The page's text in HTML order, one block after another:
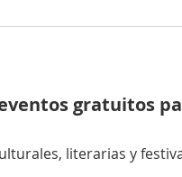
gratuitos
literarias y